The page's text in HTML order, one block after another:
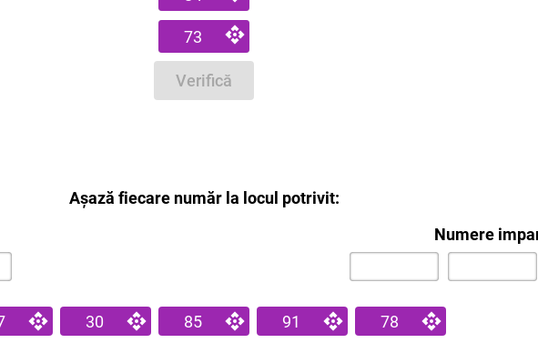
73
Verifică
Așază fiecare număr la locul potrivit:
Numere
30 85 91 78